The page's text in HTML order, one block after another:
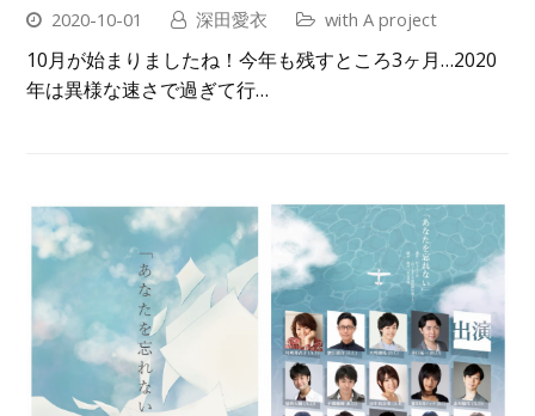
2020-10-01 深田愛衣 with A project
10月が始まりましたね！今年も残すところ3ヶ月…2020
年は異様な速さで過ぎて行…